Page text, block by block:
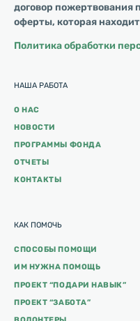
НАША РАБОТА
О НАС
НОВОСТИ
ПРОГРАММЫ ФОНДА
ОТЧЕТЫ
КОНТАКТЫ
КАК ПОМОЧЬ
СПОСОБЫ ПОМОЩИ
ИМ НУЖНА ПОМОЩЬ
ПРОЕКТ “ПОДАРИ НАВЫК”
ПРОЕКТ “ЗАБОТА”
договор пожертвования
оферты, которая
Политика обработки